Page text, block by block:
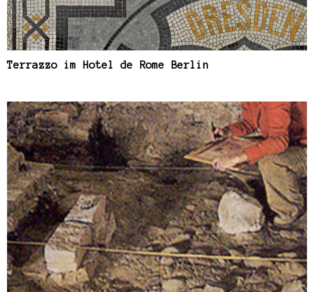
Terrazzo im Hotel de Rome Berlin